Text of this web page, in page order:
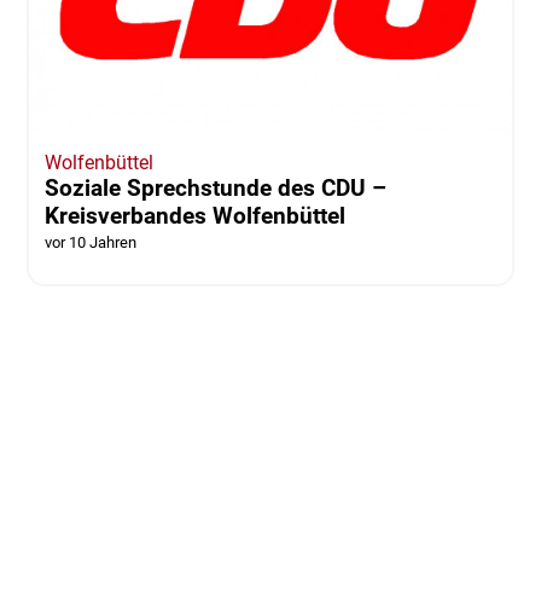
Wolfenbüttel
Soziale Sprechstunde des CDU –
Kreisverbandes Wolfenbüttel
vor 10 Jahren